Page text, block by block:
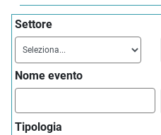
Settore
Nome evento
Tipologia